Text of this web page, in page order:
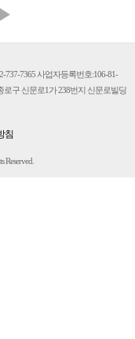
7365 사업자등록번호:106-81-
로구 신문로1가 238번지 신문로빌딩
침
Reserved.